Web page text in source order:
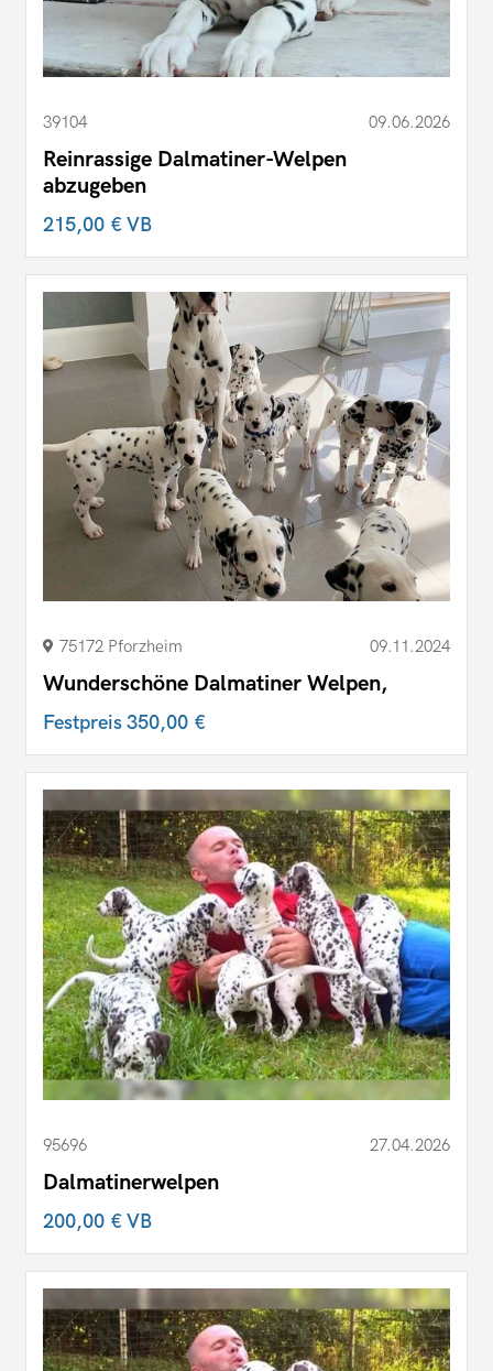
39104 09.06.2026
Reinrassige Dalmatiner-Welpen
abzugeben
215,00 €VB
75172 Pforzheim 09.11.2024
Wunderschöne Dalmatiner Welpen,
Festpreis350,00 €
95696 27.04.2026
Dalmatinerwelpen
200,00 €VB